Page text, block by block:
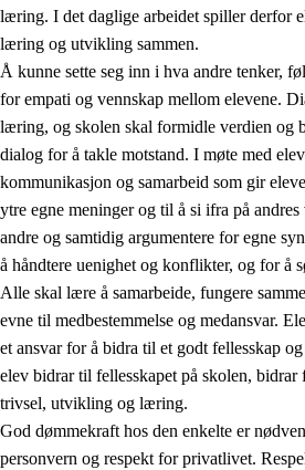
2. Prinsipper for læring, utvikling
2.1 Sosial læring og utvikling
2.2 Kompetanse i fagene
2.3 Grunnleggende ferdigheter
2.4 Å lære å lære
Tverrfaglige temaer
læring. I det daglige arbeidet spiller derfor
læring og utvikling sammen.
Å kunne sette seg inn i hva andre tenker,
for empati og vennskap mellom elevene.
læring, og skolen skal formidle verdien og
dialog for å takle motstand. I møte med
kommunikasjon og samarbeid som gir
ytre egne meninger og til å si ifra på
andre og samtidig argumentere for egne
å håndtere uenighet og konflikter, og for å
Alle skal lære å samarbeide, fungere
evne til medbestemmelse og medansvar.
et ansvar for å bidra til et godt fellesskap
elev bidrar til fellesskapet på skolen, bidrar
trivsel, utvikling og læring.
God dømmekraft hos den enkelte er
personvern og respekt for privatlivet.